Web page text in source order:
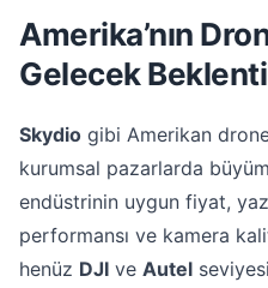
Amerika’nın
Gelecek
Skydio gibi Amerikan
kurumsal pazarlarda
endüstrinin uygun fiyat,
performansı ve kamera
henüz DJI ve Autel